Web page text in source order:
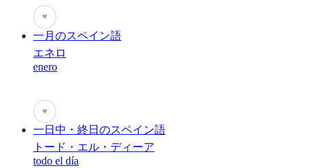
♥
一月のスペイン語
エネロ
enero
♥
一日中・終日のスペイン語
トード・エル・ディーア
todo el día